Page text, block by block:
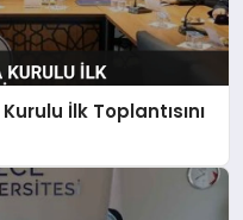
İlk Toplantısını